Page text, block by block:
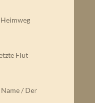
Flut
/ Der